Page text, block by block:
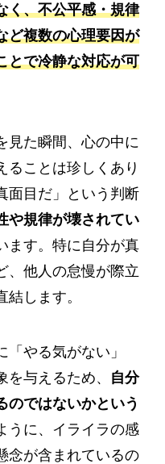
く、不公平感・規律
ど複数の心理要因が
とで冷静な対応が可
見た瞬間、心の中に
ることは珍しくあり
面目だ」という判断
や規律が壊されてい
ます。特に自分が真
、他人の怠慢が際立
します。
やる気がない」
を与えるため、 自分
のではないかという
うに、イライラの感
念が含まれているの